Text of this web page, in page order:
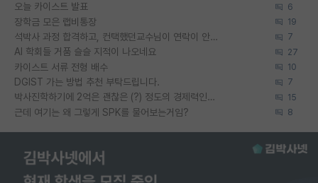
오늘 카이스트 발표 6
장학금 모은 랩비통장 19
석박사 과정 합격하고, 컨택했던교수님이 연락이 안됩니다... 7
AI 학회들 거품 슬슬 지적이 나오네요 27
카이스트 서류 전형 배수 10
DGIST 가는 방법 추천 부탁드립니다. 7
박사진학하기에 2억은 괜찮은 (?) 정도의 경제력인가요 15
근데 여기는 왜 그렇게 SPK를 물어보는거임? 8